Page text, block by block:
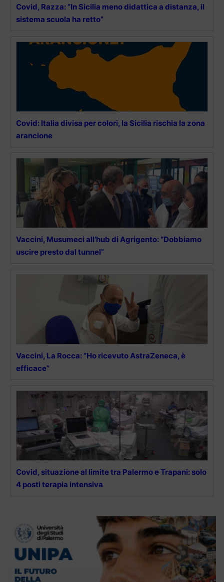
Covid, Razza: “In Sicilia meno didattica a distanza, il
sistema scuola ha retto”
Covid: Italia divisa per colori, la Sicilia rischia la zona
arancione
Vaccini, Musumeci all’hub di Agrigento: “Dobbiamo
uscire presto dal tunnel”
Vaccini, La Rocca: “Ho ricevuto AstraZeneca, è
efficace”
Covid, situazione al limite tra Palermo e Trapani: solo
4 posti terapia intensiva